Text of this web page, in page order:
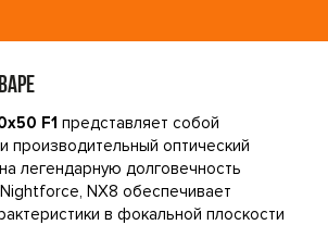
F1 представляет собой
производительный оптический
легендарную долговечность
NX8 обеспечивает
в фокальной плоскости